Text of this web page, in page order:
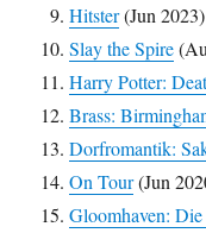
Hitster(Jun 2023)
Slay the Spire
Harry Potter:
Brass:
Dorfromantik:
On Tour(Jun
Gloomhaven: